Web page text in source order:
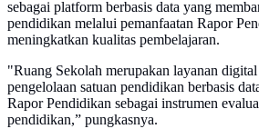
sebagai platform berbasis data yang
pendidikan melalui pemanfaatan Rapor
meningkatkan kualitas pembelajaran.
"Ruang Sekolah merupakan layanan
pengelolaan satuan pendidikan berbasis
Rapor Pendidikan sebagai instrumen
pendidikan,” pungkasnya.